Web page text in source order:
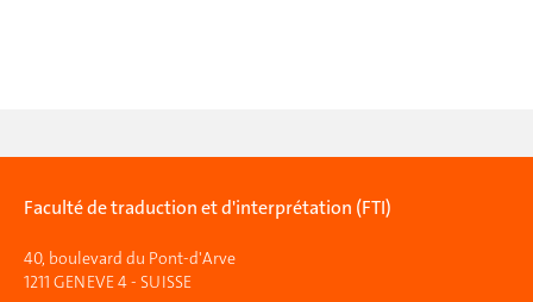
Faculté de traduction et d'interprétation (FTI)
40, boulevard du Pont-d'Arve
1211 GENEVE 4 - SUISSE